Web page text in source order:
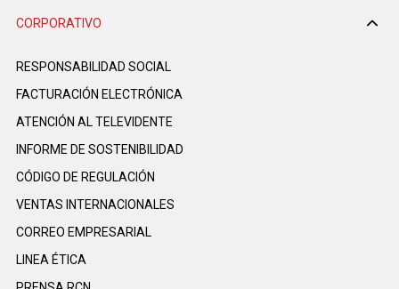
CORPORATIVO
RESPONSABILIDAD SOCIAL
FACTURACIÓN ELECTRÓNICA
ATENCIÓN AL TELEVIDENTE
INFORME DE SOSTENIBILIDAD
CÓDIGO DE REGULACIÓN
VENTAS INTERNACIONALES
CORREO EMPRESARIAL
LINEA ÉTICA